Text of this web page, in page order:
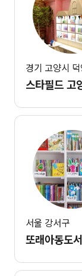
경기 고양시
스타필드 고
서울 강서구
또래아동도